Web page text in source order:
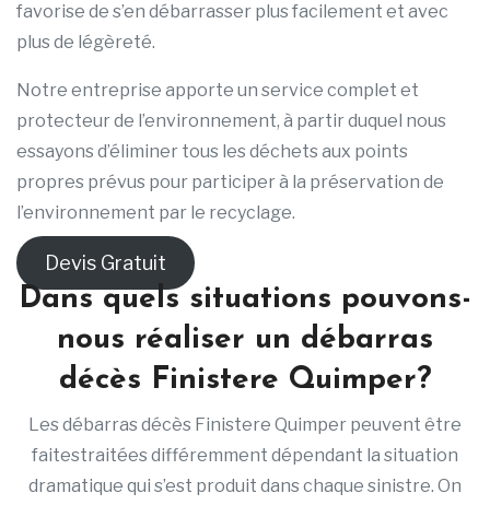
favorise de s’en débarrasser plus facilement et avec
plus de légèreté.
Notre entreprise apporte un service complet et
protecteur de l’environnement, à partir duquel nous
essayons d’éliminer tous les déchets aux points
propres prévus pour participer à la préservation de
l’environnement par le recyclage.
Devis Gratuit
Dans quels situations pouvons-
nous réaliser un débarras
décès Finistere Quimper?
Les débarras décès Finistere Quimper peuvent être
faitestraitées différemment dépendant la situation
dramatique qui s’est produit dans chaque sinistre. On